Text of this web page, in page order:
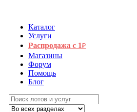
Каталог
Услуги
Распродажа с 1₽
Магазины
Форум
Помощь
Блог